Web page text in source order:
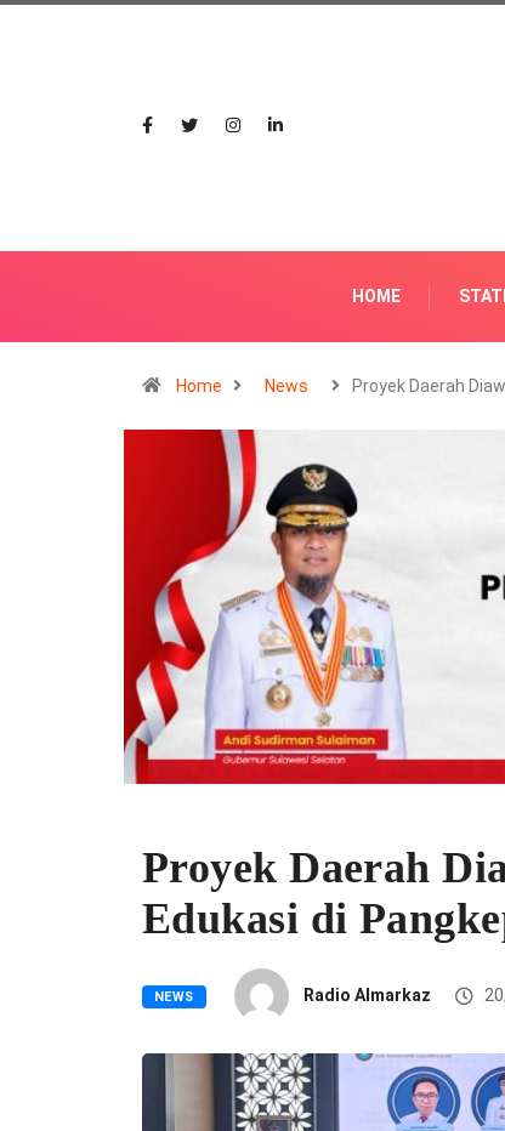
HOME
Home News Proyek Daerah
Proyek Daerah
Edukasi di
NEWS Radio Almarkaz